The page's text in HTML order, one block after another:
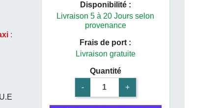
:
Disponibilité :
Livraison 5 à 20 Jours selon
provenance
Frais de port :
Livraison gratuite
Quantité
-
+